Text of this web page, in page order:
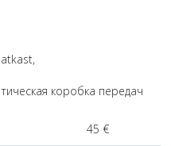
коробка передач
45 €